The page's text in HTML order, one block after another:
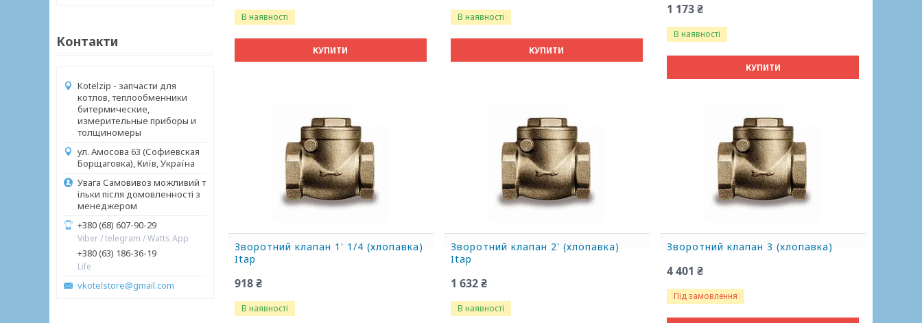
Контакти
Kotelzip - запчасти для
котлов, теплообменники
битермические,
измерительные приборы и
толщиномеры
ул. Амосова 63 (Софиевская
Борщаговка), Київ, Україна
Увага Самовивоз можливий т
ільки після домовленності з
менеджером
+380 (68) 607-90-29
Viber / telegram / Watts App
+380 (63) 186-36-19
Life
vkotelstore@gmail.com
В наявності
КУПИТИ
В наявності
КУПИТИ
1 173 ₴
В наявності
КУПИТИ
Зворотний клапан 1' 1/4 (хлопавка)
Itap
918 ₴
В наявності
Зворотний клапан 2' (хлопавка)
Itap
1 632 ₴
В наявності
Зворотний клапан 3 (хлопавка)
4 401 ₴
Під замовлення